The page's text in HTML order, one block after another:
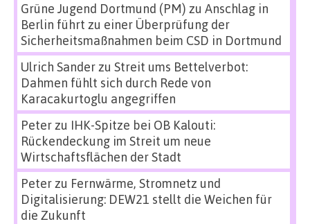
Grüne Jugend Dortmund (PM) zu Anschlag in
Berlin führt zu einer Überprüfung der
Sicherheitsmaßnahmen beim CSD in Dortmund
Ulrich Sanderzu Streit ums Bettelverbot:
Dahmen fühlt sich durch Rede von
Karacakurtoglu angegriffen
Peterzu IHK-Spitze bei OB Kalouti:
Rückendeckung im Streit um neue
Wirtschaftsflächen der Stadt
Peterzu Fernwärme, Stromnetz und
Digitalisierung: DEW21 stellt die Weichen für
die Zukunft